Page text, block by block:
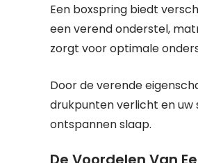
Een boxspring biedt
een verend onderstel,
zorgt voor optimale
Door de verende
drukpunten verlicht en
ontspannen slaap.